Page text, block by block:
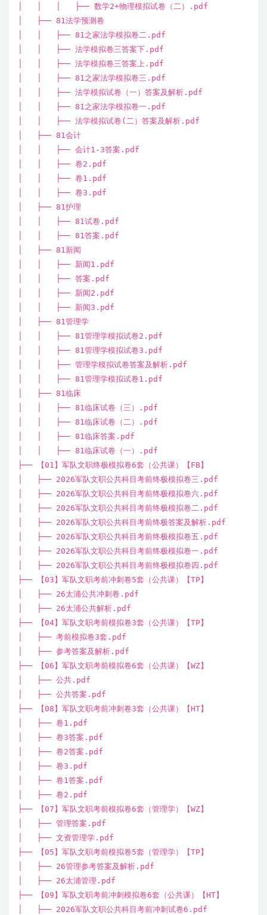
│ │ │ ├── 数学2+物理模拟试卷（二）.pdf
│ ├── 81法学预测卷
│ │ ├── 81之家法学模拟卷二.pdf
│ │ ├── 法学模拟卷三答案下.pdf
│ │ ├── 法学模拟卷三答案上.pdf
│ │ ├── 81之家法学模拟卷三.pdf
│ │ ├── 法学模拟试卷（一）答案及解析.pdf
│ │ ├── 81之家法学模拟卷一.pdf
│ │ ├── 法学模拟试卷(二）答案及解析.pdf
│ ├── 81会计
│ │ ├── 会计1-3答案.pdf
│ │ ├── 卷2.pdf
│ │ ├── 卷1.pdf
│ │ ├── 卷3.pdf
│ ├── 81护理
│ │ ├── 81试卷.pdf
│ │ ├── 81答案.pdf
│ ├── 81新闻
│ │ ├── 新闻1.pdf
│ │ ├── 答案.pdf
│ │ ├── 新闻2.pdf
│ │ ├── 新闻3.pdf
│ ├── 81管理学
│ │ ├── 81管理学模拟试卷2.pdf
│ │ ├── 81管理学模拟试卷3.pdf
│ │ ├── 管理学模拟试卷答案及解析.pdf
│ │ ├── 81管理学模拟试卷1.pdf
│ ├── 81临床
│ │ ├── 81临床试卷（三）.pdf
│ │ ├── 81临床试卷（二）.pdf
│ │ ├── 81临床答案.pdf
│ │ ├── 81临床试卷（一）.pdf
├── 【01】军队文职终极模拟卷6套（公共课）【FB】
│ ├── 2026军队文职公共科目考前终极模拟卷三.pdf
│ ├── 2026军队文职公共科目考前终极模拟卷六.pdf
│ ├── 2026军队文职公共科目考前终极模拟卷二.pdf
│ ├── 2026军队文职公共科目考前终极答案及解析.pdf
│ ├── 2026军队文职公共科目考前终极模拟卷五.pdf
│ ├── 2026军队文职公共科目考前终极模拟卷一.pdf
│ ├── 2026军队文职公共科目考前终极模拟卷四.pdf
├── 【03】军队文职考前冲刺卷5套（公共课）【TP】
│ ├── 26太浦公共冲刺卷.pdf
│ ├── 26太浦公共解析.pdf
├── 【04】军队文职考前模拟卷3套（公共课）【TP】
│ ├── 考前模拟卷3套.pdf
│ ├── 参考答案及解析.pdf
├── 【06】军队文职考前模拟卷6套（公共课）【WZ】
│ ├── 公共.pdf
│ ├── 公共答案.pdf
├── 【08】军队文职考前冲刺卷3套（公共课）【HT】
│ ├── 卷1.pdf
│ ├── 卷3答案.pdf
│ ├── 卷2答案.pdf
│ ├── 卷3.pdf
│ ├── 卷1答案.pdf
│ ├── 卷2.pdf
├── 【07】军队文职考前模拟卷6套（管理学）【WZ】
│ ├── 管理答案.pdf
│ ├── 文资管理学.pdf
├── 【05】军队文职考前模拟卷5套（管理学）【TP】
│ ├── 26管理参考答案及解析.pdf
│ ├── 26太浦管理.pdf
├── 【09】军队文职考前冲刺模拟卷6套（公共课）【HT】
│ ├── 2026军队文职公共科目考前冲刺试卷6.pdf